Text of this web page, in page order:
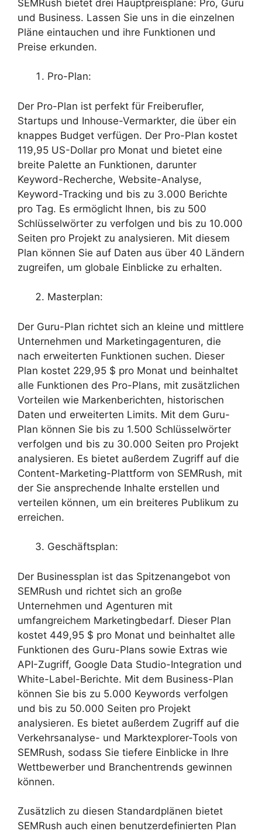
SEMRush bietet drei Hauptpreispläne: Pro, Guru
und Business. Lassen Sie uns in die einzelnen
Pläne eintauchen und ihre Funktionen und
Preise erkunden.
Pro-Plan:
Der Pro-Plan ist perfekt für Freiberufler,
Startups und Inhouse-Vermarkter, die über ein
knappes Budget verfügen. Der Pro-Plan kostet
119,95 US-Dollar pro Monat und bietet eine
breite Palette an Funktionen, darunter
Keyword-Recherche, Website-Analyse,
Keyword-Tracking und bis zu 3.000 Berichte
pro Tag. Es ermöglicht Ihnen, bis zu 500
Schlüsselwörter zu verfolgen und bis zu 10.000
Seiten pro Projekt zu analysieren. Mit diesem
Plan können Sie auf Daten aus über 40 Ländern
zugreifen, um globale Einblicke zu erhalten.
Masterplan:
Der Guru-Plan richtet sich an kleine und mittlere
Unternehmen und Marketingagenturen, die
nach erweiterten Funktionen suchen. Dieser
Plan kostet 229,95 $ pro Monat und beinhaltet
alle Funktionen des Pro-Plans, mit zusätzlichen
Vorteilen wie Markenberichten, historischen
Daten und erweiterten Limits. Mit dem Guru-
Plan können Sie bis zu 1.500 Schlüsselwörter
verfolgen und bis zu 30.000 Seiten pro Projekt
analysieren. Es bietet außerdem Zugriff auf die
Content-Marketing-Plattform von SEMRush, mit
der Sie ansprechende Inhalte erstellen und
verteilen können, um ein breiteres Publikum zu
erreichen.
Geschäftsplan:
Der Businessplan ist das Spitzenangebot von
SEMRush und richtet sich an große
Unternehmen und Agenturen mit
umfangreichem Marketingbedarf. Dieser Plan
kostet 449,95 $ pro Monat und beinhaltet alle
Funktionen des Guru-Plans sowie Extras wie
API-Zugriff, Google Data Studio-Integration und
White-Label-Berichte. Mit dem Business-Plan
können Sie bis zu 5.000 Keywords verfolgen
und bis zu 50.000 Seiten pro Projekt
analysieren. Es bietet außerdem Zugriff auf die
Verkehrsanalyse- und Marktexplorer-Tools von
SEMRush, sodass Sie tiefere Einblicke in Ihre
Wettbewerber und Branchentrends gewinnen
können.
Zusätzlich zu diesen Standardplänen bietet
SEMRush auch einen benutzerdefinierten Plan